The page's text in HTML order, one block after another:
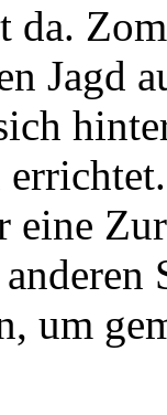
da.
Jagd
eine
um